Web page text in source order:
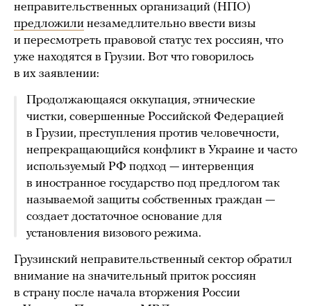
неправительственных организаций (НПО)
предложили незамедлительно ввести визы
и пересмотреть правовой статус тех россиян, что
уже находятся в Грузии. Вот что говорилось
в их заявлении:
Продолжающаяся оккупация, этнические
чистки, совершенные Российской Федерацией
в Грузии, преступления против человечности,
непрекращающийся конфликт в Украине и часто
используемый РФ подход — интервенция
в иностранное государство под предлогом так
называемой защиты собственных граждан —
создает достаточное основание для
установления визового режима.
Грузинский неправительственный сектор обратил
внимание на значительный приток россиян
в страну после начала вторжения России